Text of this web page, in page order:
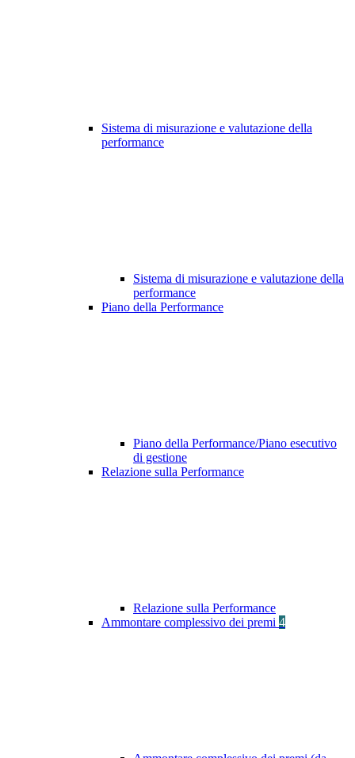
Sistema di misurazione e valutazione della
performance
Sistema di misurazione e valutazione della
performance
Piano della Performance
Piano della Performance/Piano esecutivo
di gestione
Relazione sulla Performance
Relazione sulla Performance
Ammontare complessivo dei premi 4